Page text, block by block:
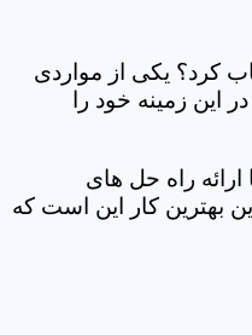
کرد؟ یکی از مواردی
این زمینه خود را
راه حل های
بهترین کار این است که